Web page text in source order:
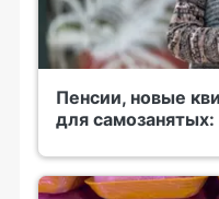
Пенсии, новые
для самозанятых: